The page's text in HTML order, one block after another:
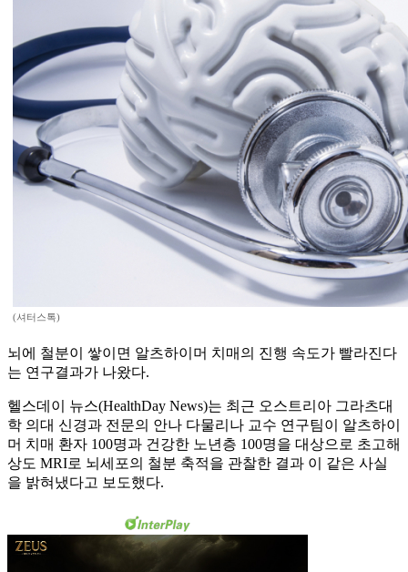
(셔터스톡)
뇌에 철분이 쌓이면 알츠하이머 치매의 진행 속도가 빨라진다
는 연구결과가 나왔다.
헬스데이 뉴스(HealthDay News)는 최근 오스트리아 그라츠대
학 의대 신경과 전문의 안나 다물리나 교수 연구팀이 알츠하이
머 치매 환자 100명과 건강한 노년층 100명을 대상으로 초고해
상도 MRI로 뇌세포의 철분 축적을 관찰한 결과 이 같은 사실
을 밝혀냈다고 보도했다.